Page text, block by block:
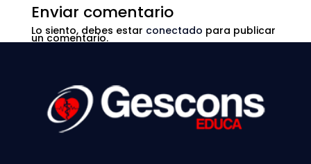
Enviar comentario
Lo siento, debes estar conectado para publicar
un comentario.